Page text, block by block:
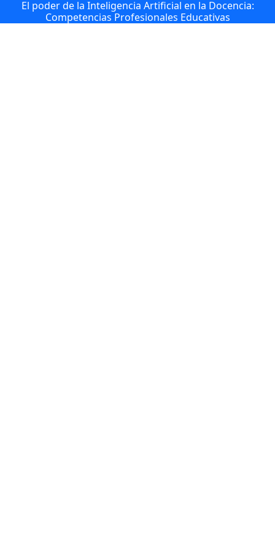
El poder de la Inteligencia Artificial en la Docencia:
Competencias Profesionales Educativas